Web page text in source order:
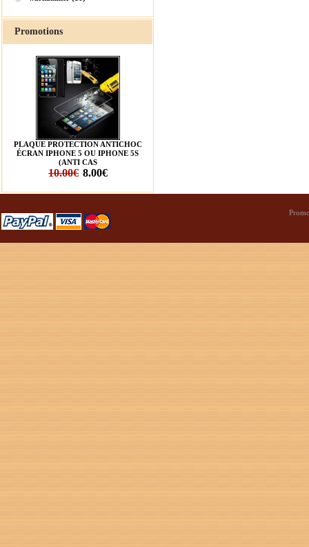
Promotions
PLAQUE PROTECTION ANTICHOC
ÉCRAN IPHONE 5 OU IPHONE 5S
(ANTI CAS
10.00€ 8.00€